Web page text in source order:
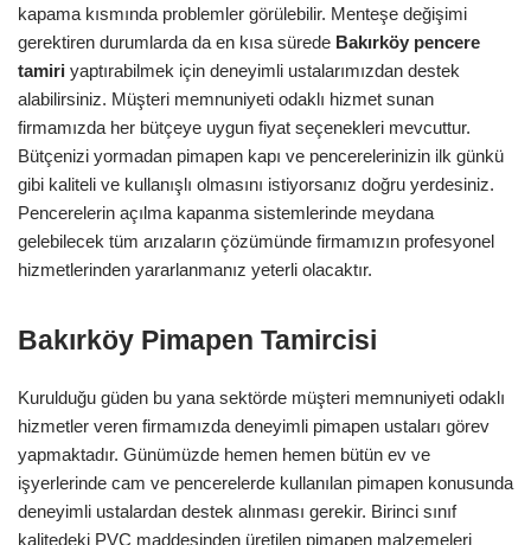
kapama kısmında problemler görülebilir. Menteşe değişimi
gerektiren durumlarda da en kısa sürede Bakırköy pencere
tamiri yaptırabilmek için deneyimli ustalarımızdan destek
alabilirsiniz. Müşteri memnuniyeti odaklı hizmet sunan
firmamızda her bütçeye uygun fiyat seçenekleri mevcuttur.
Bütçenizi yormadan pimapen kapı ve pencerelerinizin ilk günkü
gibi kaliteli ve kullanışlı olmasını istiyorsanız doğru yerdesiniz.
Pencerelerin açılma kapanma sistemlerinde meydana
gelebilecek tüm arızaların çözümünde firmamızın profesyonel
hizmetlerinden yararlanmanız yeterli olacaktır.
Bakırköy Pimapen Tamircisi
Kurulduğu güden bu yana sektörde müşteri memnuniyeti odaklı
hizmetler veren firmamızda deneyimli pimapen ustaları görev
yapmaktadır. Günümüzde hemen hemen bütün ev ve
işyerlerinde cam ve pencerelerde kullanılan pimapen konusunda
deneyimli ustalardan destek alınması gerekir. Birinci sınıf
kalitedeki PVC maddesinden üretilen pimapen malzemeleri